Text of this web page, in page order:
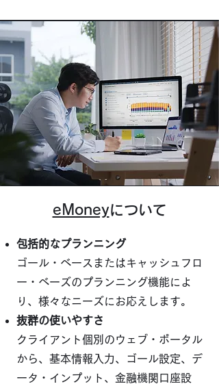
eMoneyについて
包括的なプランニング
ゴール・ベースまたはキャッシュフロ
ー・ベーズのプランニング機能によ
り、様々なニーズにお応えします。
抜群の使いやすさ
クライアント個別のウェブ・ポータル
から、基本情報入力、ゴール設定、デ
ータ・インプット、金融機関口座設